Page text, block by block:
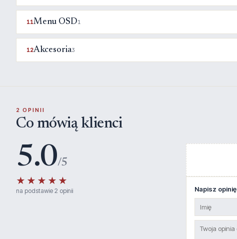
11Menu OSD1
12Akcesoria3
2 OPINII
Co mówią klienci
5.0/5
★★★★★
na podstawie 2 opinii Napisz opinię